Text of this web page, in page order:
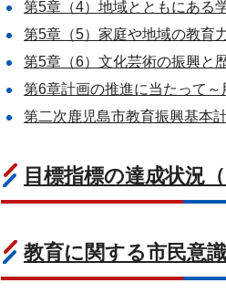
第5章（4）地域とともにある
第5章（5）家庭や地域の教育
第5章（6）文化芸術の振興と
第6章計画の推進に当たって～
第二次鹿児島市教育振興基本
目標指標の達成状況
教育に関する市民意